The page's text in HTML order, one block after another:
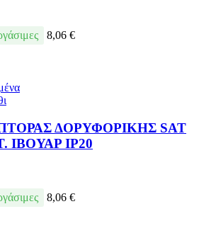
8,06 €
ΔΟΡΥΦΟΡΙΚΗΣ SAT
ΙΒΟΥΑΡ IP20
8,06 €